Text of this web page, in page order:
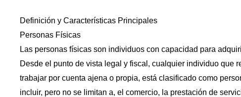
Definición y Características Principales
Personas Físicas
Las personas físicas son individuos con capacidad para
Desde el punto de vista legal y fiscal, cualquier individuo que
trabajar por cuenta ajena o propia, está clasificado como
incluir, pero no se limitan a, el comercio, la prestación de